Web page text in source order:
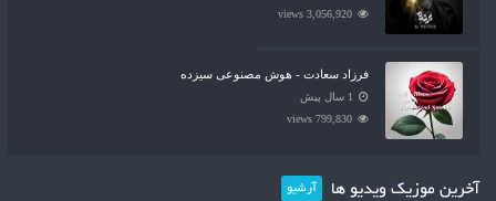
3,056,920 views
فرزاد سعادت - هوش مصنوعی سیزده
1 سال پیش
799,830 views
آخرین موزیک ویدیو ها آرشیو